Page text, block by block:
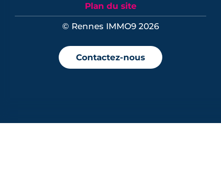
Plan du site
© Rennes IMMO9 2026
Contactez-nous